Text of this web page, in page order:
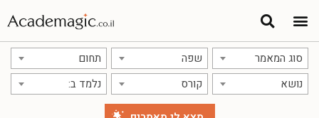
סוג המאמר שפה
תחום
נושא
קורס נלמד ב: